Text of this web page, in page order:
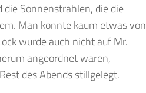
Sonnenstrahlen, die die
Man konnte kaum etwas von
wurde auch nicht auf Mr.
angeordnet waren,
des Abends stillgelegt.